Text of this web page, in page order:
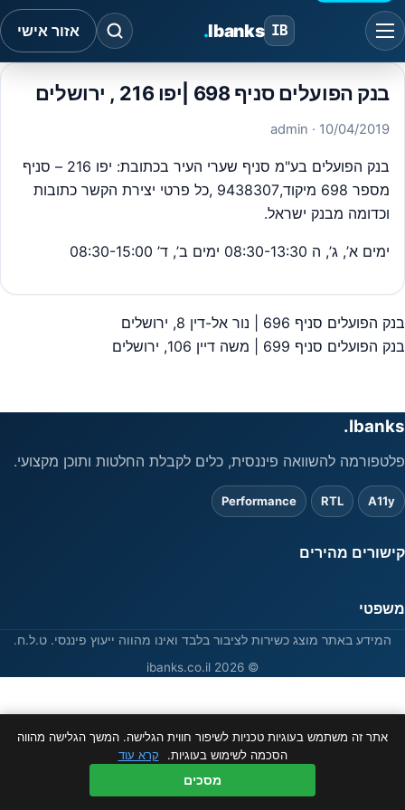
IB
Ibanks
. אזור אישי
בנק הפועלים סניף 698 |יפו 216 , ירושלים
10/04/2019
· admin
בנק הפועלים בע"מ סניף שערי העיר בכתובת: יפו 216 – סניף
מספר 698 מיקוד,9438307 ,כל פרטי יצירת הקשר כתובות
וכדומה מבנק ישראל.
ימים א’, ג’, ה 08:30-13:30 ימים ב’, ד’ 08:30-15:00
ניווט
בנק הפועלים סניף 696 | נור אל-דין 8, ירושלים
בנק הפועלים סניף 699 | משה דיין 106, ירושלים
Ibanks.
פלטפורמה להשוואה פיננסית, כלים לקבלת החלטות ותוכן מקצועי.
A11y
RTL
Performance
קישורים מהירים
משפטי
המידע באתר מוצג כשירות לציבור בלבד ואינו מהווה ייעוץ פיננסי. ט.ל.ח.
© 2026 ibanks.co.il
אתר זה משתמש בעוגיות טכניות לשיפור חווית הגלישה. המשך הגלישה מהווה
הסכמה לשימוש בעוגיות.
קרא עוד
מסכים